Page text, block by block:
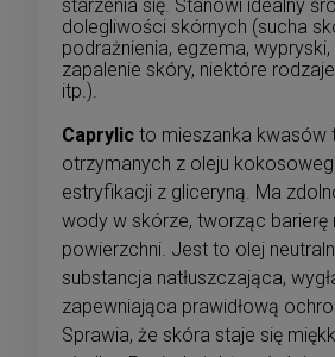
starzenia się. Stanowi idealny
dolegliwości skórnych (sucha
podrażnienia, egzema,
zapalenie skóry, niektóre
itp.).
Caprylic to mieszanka kwasów
otrzymanych z oleju
estryfikacji z gliceryną. Ma
wody w skórze, tworząc barierę
powierzchni. Jest to olej
substancja natłuszczająca,
zapewniająca prawidłową
Sprawia, że skóra staje się